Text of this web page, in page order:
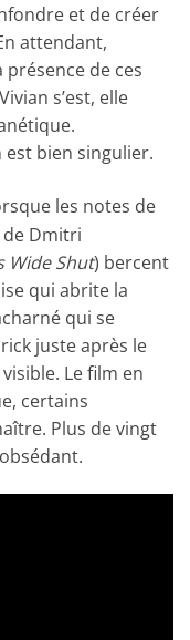
et de créer
attendant,
présence de ces
s’est, elle
bien singulier.
les notes de
de Dmitri
Wide Shut) bercent
qui abrite la
qui se
juste après le
Le film en
certains
Plus de vingt